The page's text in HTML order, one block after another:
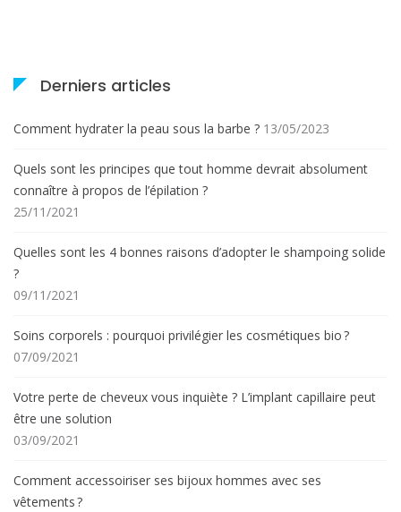
Derniers articles
Comment hydrater la peau sous la barbe ? 13/05/2023
Quels sont les principes que tout homme devrait absolument
connaître à propos de l’épilation ?
25/11/2021
Quelles sont les 4 bonnes raisons d’adopter le shampoing solide
?
09/11/2021
Soins corporels : pourquoi privilégier les cosmétiques bio ?
07/09/2021
Votre perte de cheveux vous inquiète ? L’implant capillaire peut
être une solution
03/09/2021
Comment accessoiriser ses bijoux hommes avec ses
vêtements ?